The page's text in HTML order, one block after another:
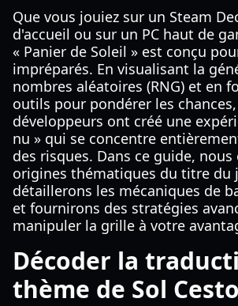
Que vous jouiez sur un Steam
d'accueil ou sur un PC haut de
« Panier de Soleil » est conçu
impréparés. En visualisant la
nombres aléatoires (RNG) et en
outils pour pondérer les
développeurs ont créé une
nu » qui se concentre
des risques. Dans ce guide,
origines thématiques du titre du
détaillerons les mécaniques de
et fournirons des stratégies
manipuler la grille à votre
Décoder la
thème de Sol Cesto